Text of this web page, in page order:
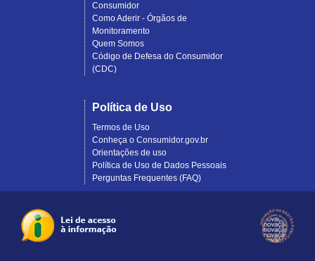
Consumidor
Como Aderir - Órgãos de
Monitoramento
Quem Somos
Código de Defesa do Consumidor
(CDC)
Política de Uso
Termos de Uso
Conheça o Consumidor.gov.br
Orientações de uso
Política de Uso de Dados Pessoais
Perguntas Frequentes (FAQ)